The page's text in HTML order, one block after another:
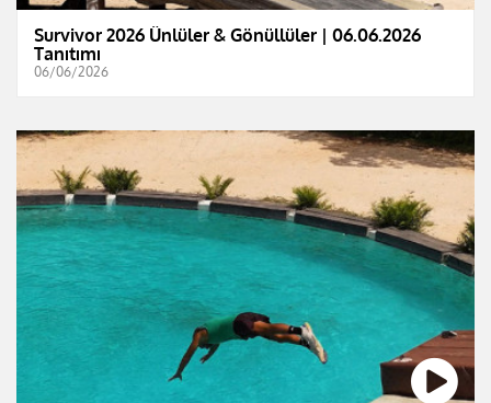
Survivor 2026 Ünlüler & Gönüllüler | 06.06.2026
Tanıtımı
06/06/2026